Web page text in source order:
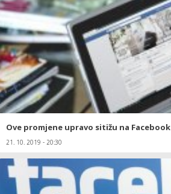
Ove promjene upravo sitižu na Facebook
21. 10. 2019 - 20:30